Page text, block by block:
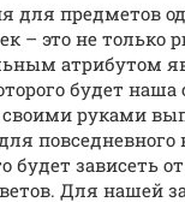
для предметов
– это не
атрибутом
будет
своими руками
повседневного
будет зависеть
Для нашей